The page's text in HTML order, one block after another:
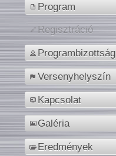
Program
Regisztráció
Programbizottság
Versenyhelyszín
Kapcsolat
Galéria
Eredmények